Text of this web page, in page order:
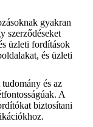
gyakran
szerződéseket
üzleti fordítások
és üzleti
tudomány és az
A
biztosítani